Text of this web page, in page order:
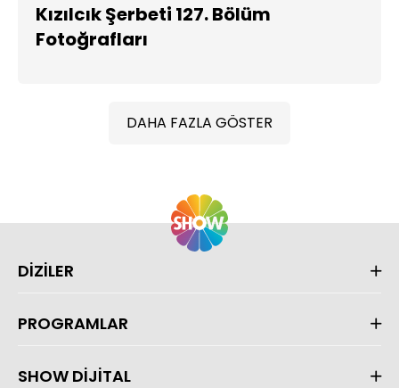
Kızılcık Şerbeti 127. Bölüm
Fotoğrafları
DAHA FAZLA GÖSTER
DİZİLER
PROGRAMLAR
SHOW DİJİTAL